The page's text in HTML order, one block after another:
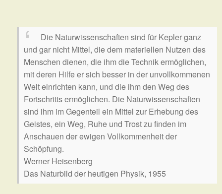
Die Naturwissenschaften sind für Kepler ganz
und gar nicht Mittel, die dem materiellen Nutzen des
Menschen dienen, die ihm die Technik ermöglichen,
mit deren Hilfe er sich besser in der unvollkommenen
Welt einrichten kann, und die ihm den Weg des
Fortschritts ermöglichen. Die Naturwissenschaften
sind ihm im Gegenteil ein Mittel zur Erhebung des
Geistes, ein Weg, Ruhe und Trost zu finden im
Anschauen der ewigen Vollkommenheit der
Schöpfung.
Werner Heisenberg
Das Naturbild der heutigen Physik, 1955